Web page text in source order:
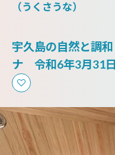
（うくさうな）
宇久島の自然と調
ナ 令和6年3月31日